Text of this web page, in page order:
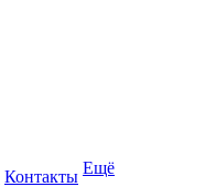
Контакты Ещё